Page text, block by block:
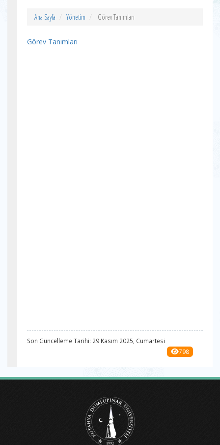
Ana Sayfa Yönetim Görev Tanımları
Görev Tanımları
Son Güncelleme Tarihi: 29 Kasım 2025, Cumartesi
798